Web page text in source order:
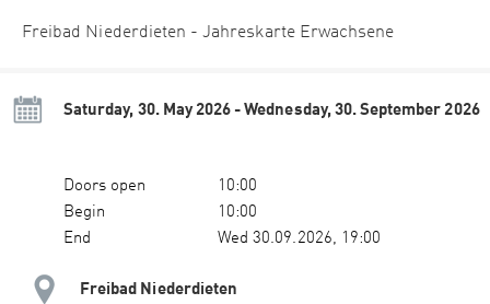
Freibad Niederdieten - Jahreskarte Erwachsene
Saturday, 30. May 2026 - Wednesday, 30. September 2026
Doors open
10:00
Begin
10:00
End
Wed 30.09.2026, 19:00
Freibad Niederdieten